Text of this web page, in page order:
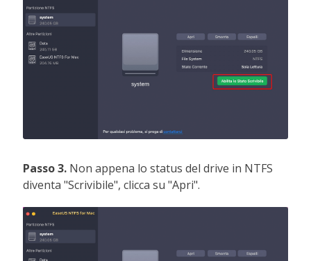
Passo 3. Non appena lo status del drive in NTFS
diventa "Scrivibile", clicca su "Apri".